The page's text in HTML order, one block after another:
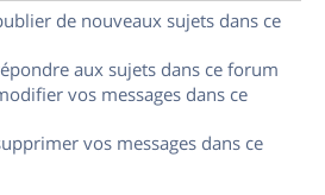
de nouveaux sujets dans ce
aux sujets dans ce forum
vos messages dans ce
vos messages dans ce